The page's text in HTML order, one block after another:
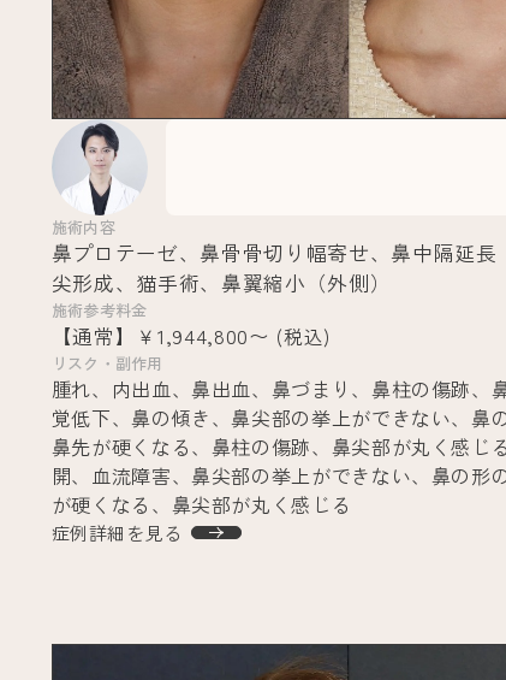
施術内容
鼻プロテーゼ、鼻骨骨切り幅寄せ、鼻中隔延長
尖形成、猫手術、鼻翼縮小（外側）
施術参考料金
【通常】￥1,944,800〜 (税込)
リスク・副作用
腫れ、内出血、鼻出血、鼻づまり、鼻柱の傷跡、
覚低下、鼻の傾き、鼻尖部の挙上ができない、鼻
鼻先が硬くなる、鼻柱の傷跡、鼻尖部が丸く感じ
開、血流障害、鼻尖部の挙上ができない、鼻の形
が硬くなる、鼻尖部が丸く感じる
症例詳細を見る